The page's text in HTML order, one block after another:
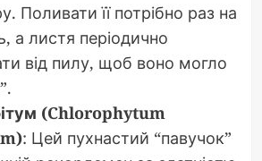
Поливати її потрібно раз на
а листя періодично
від пилу, щоб воно могло
(Chlorophytum
: Цей пухнастий “павучок”